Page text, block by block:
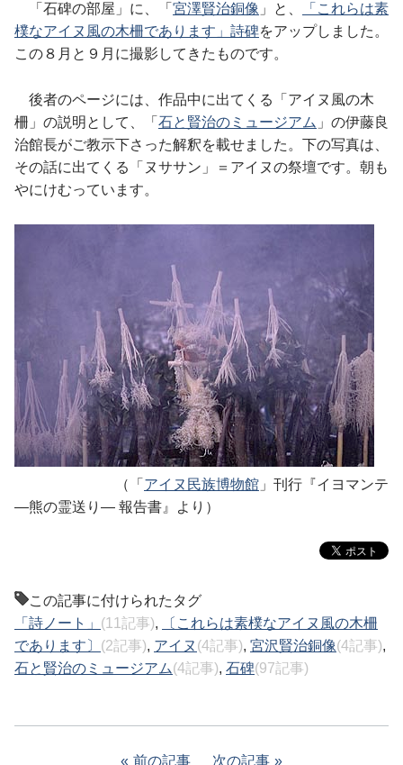
「石碑の部屋」に、「 宮澤賢治銅像 」と、
「これらは素
樸なアイヌ風の木柵であります」詩碑をアップしました。
この８月と９月に撮影してきたものです。
後者のページには、作品中に出てくる「アイヌ風の木
柵」の説明として、「 石と賢治のミュージアム 」の伊藤良
治館長がご教示下さった解釈を載せました。下の写真は、
その話に出てくる「ヌササン」＝アイヌの祭壇です。朝も
やにけむっています。
（「 アイヌ民族博物館 」刊行『イヨマンテ
―熊の霊送り― 報告書』より）
この記事に付けられたタグ
「詩ノート」 (11記事),
〔これらは素樸なアイヌ風の木柵
であります〕 (2記事), アイヌ (4記事), 宮沢賢治銅像(4記事),
石と賢治のミュージアム(4記事), 石碑(97記事)
前の記事 次の記事